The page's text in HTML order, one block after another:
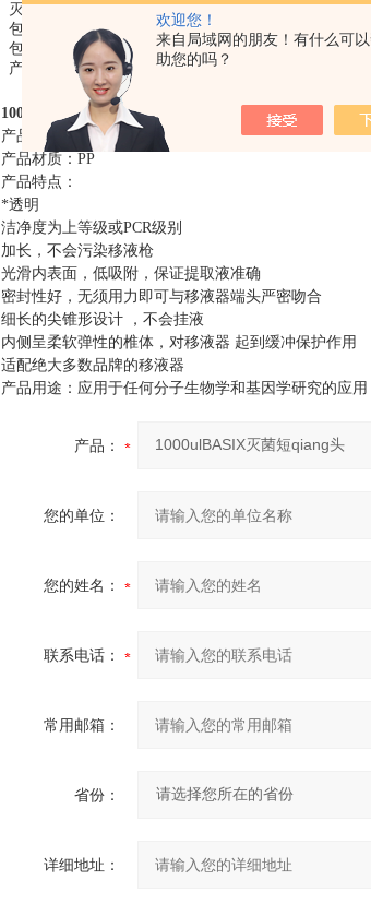
欢迎您！
来自局域网的朋友！有什么可
助您的吗？
灭菌情况：
灭菌
包装类型：
盒装
包装数量：
100支/盒，10盒/组，5组/箱，5000支
产品描述：
无DNA酶/无RNA酶/无热源
1000ulBASIX灭菌 短qiang
产品名称： 1000ulBASIX短
产品材质： PP
产品特点：
*透明
洁净度为上等级或PCR级别
加长，不会污染移液枪
光滑内表面，低吸附，保证提取液准确
密封性好，无须用力即可与移液器端头严密吻合
细长的尖锥形设计
，不会挂液
内侧呈柔软弹性的椎体，对移液器 起到缓冲保护作用
适配绝大多数品牌的移液器
产品用途：应用于任何分子生物学和基因学研究的应
产品：
您的单位：
您的姓名：
联系电话：
常用邮箱：
省份：
详细地址：